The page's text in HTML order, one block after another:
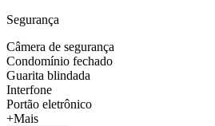
Segurança
Câmera de segurança
Condomínio fechado
Guarita blindada
Interfone
Portão eletrônico
+Mais